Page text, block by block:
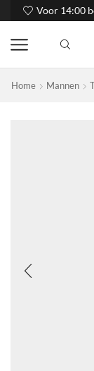
Voor 14:00
Home Mannen